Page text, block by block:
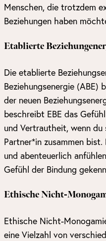
Menschen, die trotzdem
Beziehungen haben
Etablierte
Die etablierte
Beziehungsenergie (ABE)
der neuen
beschreibt EBE das
und Vertrautheit, wenn
Partner*in zusammen
und abenteuerlich
Gefühl der Bindung
Ethische Nicht-
Ethische Nicht-
eine Vielzahl von